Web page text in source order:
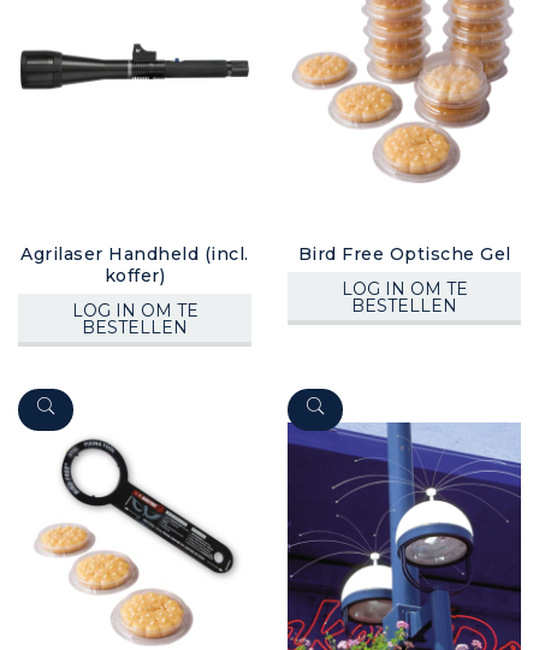
laag
sorteren
Agrilaser Handheld (incl.
koffer)
LOG IN OM TE
BESTELLEN
Bird Free Optische Gel
LOG IN OM TE
BESTELLEN